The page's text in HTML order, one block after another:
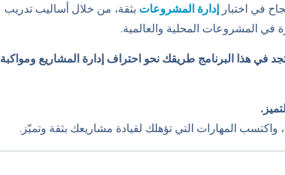
في اختبارإدارة المشروعات بثقة، من خلال أساليب تدريب
في المشروعات المحلية والعالمية.
هذا البرنامج طريقك نحو احتراف إدارة المشاريع ومواكبة
، واكتسب المهارات التي تؤهلك لقيادة مشاريعك بثقة وتميّز.